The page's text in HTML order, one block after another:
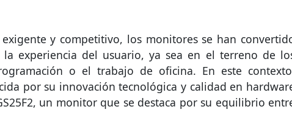
y competitivo, los monitores se han
experiencia del usuario, ya sea en el terreno de
o el trabajo de oficina. En este
por su innovación tecnológica y calidad en
un monitor que se destaca por su equilibrio